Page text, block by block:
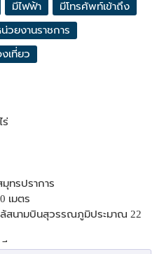
มีไฟฟ้า มีโทรศัพท์เข้าถึง
วยงานราชการ
เที่ยว
ร่
ทรปราการ
เมตร
ล้สนามบินสุวรรณภูมิประมาณ 22